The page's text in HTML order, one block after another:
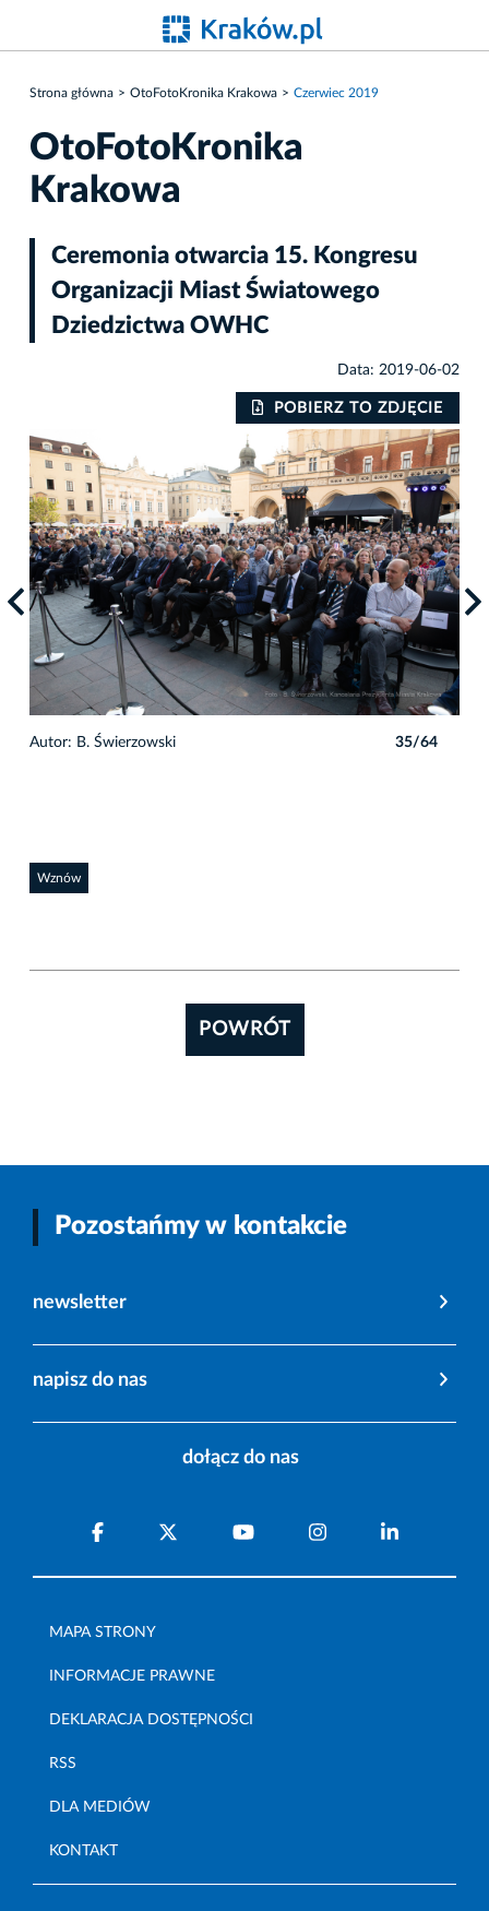
Strona główna OtoFotoKronika Krakowa Czerwiec 2019
OtoFotoKronika
Krakowa
Ceremonia otwarcia 15. Kongresu
Organizacji Miast Światowego
Dziedzictwa OWHC
Data: 2019-06-02
POBIERZ TO ZDJĘCIE
Autor: B. Świerzowski 35/64
Wznów
POWRÓT
Pozostańmy w kontakcie
newsletter
napisz do nas
dołącz do nas
MAPA STRONY
INFORMACJE PRAWNE
DEKLARACJA DOSTĘPNOŚCI
RSS
DLA MEDIÓW
KONTAKT